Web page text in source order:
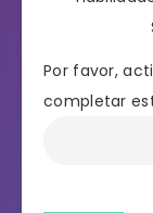
Por favor,
completar